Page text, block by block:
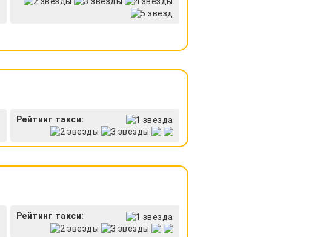
Рейтинг такси:
Рейтинг такси: